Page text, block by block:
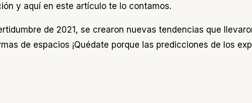
y aquí en este artículo te lo contamos.
de 2021, se crearon nuevas tendencias que
de espacios ¡Quédate porque las predicciones de los